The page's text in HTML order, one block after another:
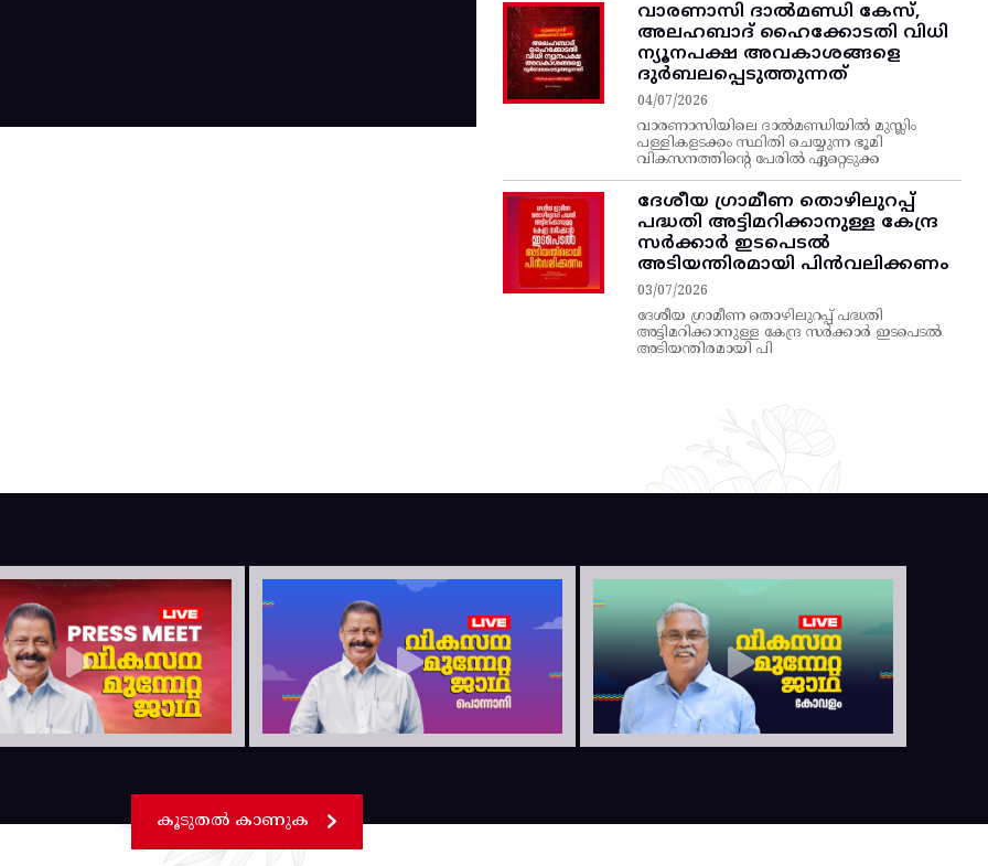
വാരണാസി ദാൽമണ്ഡി കേസ്,
അലഹബാദ് ഹൈക്കോടതി വിധി
ന്യൂനപക്ഷ അവകാശങ്ങളെ
ദുർബലപ്പെടുത്തുന്നത്
04/07/2026
വാരണാസിയിലെ ദാൽമണ്ഡിയിൽ മുസ്ലിം
പള്ളികളടക്കം സ്ഥിതി ചെയ്യുന്ന ഭൂമി
വികസനത്തിന്റെ പേരിൽ ഏറ്റെടുക്ക
ദേശീയ ഗ്രാമീണ തൊഴിലുറപ്പ്‌
പദ്ധതി അട്ടിമറിക്കാനുള്ള കേന്ദ്ര
സര്‍ക്കാര്‍ ഇടപെടല്‍
അടിയന്തിരമായി പിന്‍വലിക്കണം
03/07/2026
ദേശീയ ഗ്രാമീണ തൊഴിലുറപ്പ്‌ പദ്ധതി
അട്ടിമറിക്കാനുള്ള കേന്ദ്ര സര്‍ക്കാര്‍ ഇടപെടല്‍
അടിയന്തിരമായി പി
കൂടുതൽ കാണുക